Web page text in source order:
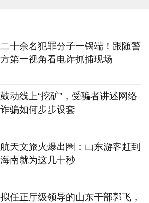
二十余名犯罪分子一锅端！跟随警
方第一视角看电诈抓捕现场
鼓动线上“挖矿”，受骗者讲述网络
诈骗如何步步设套
航天文旅火爆出圈：山东游客赶到
海南就为这几十秒
拟任正厅级领导的山东干部郭飞，